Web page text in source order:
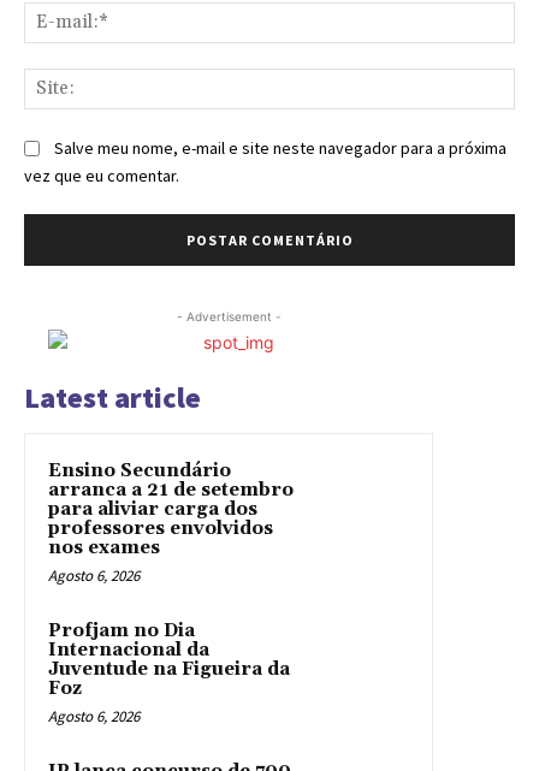
Salve meu nome, e-mail e site neste navegador para a próxima
vez que eu comentar.
- Advertisement -
Latest article
Ensino Secundário
arranca a 21 de setembro
para aliviar carga dos
professores envolvidos
nos exames
Agosto 6, 2026
Profjam no Dia
Internacional da
Juventude na Figueira da
Foz
Agosto 6, 2026